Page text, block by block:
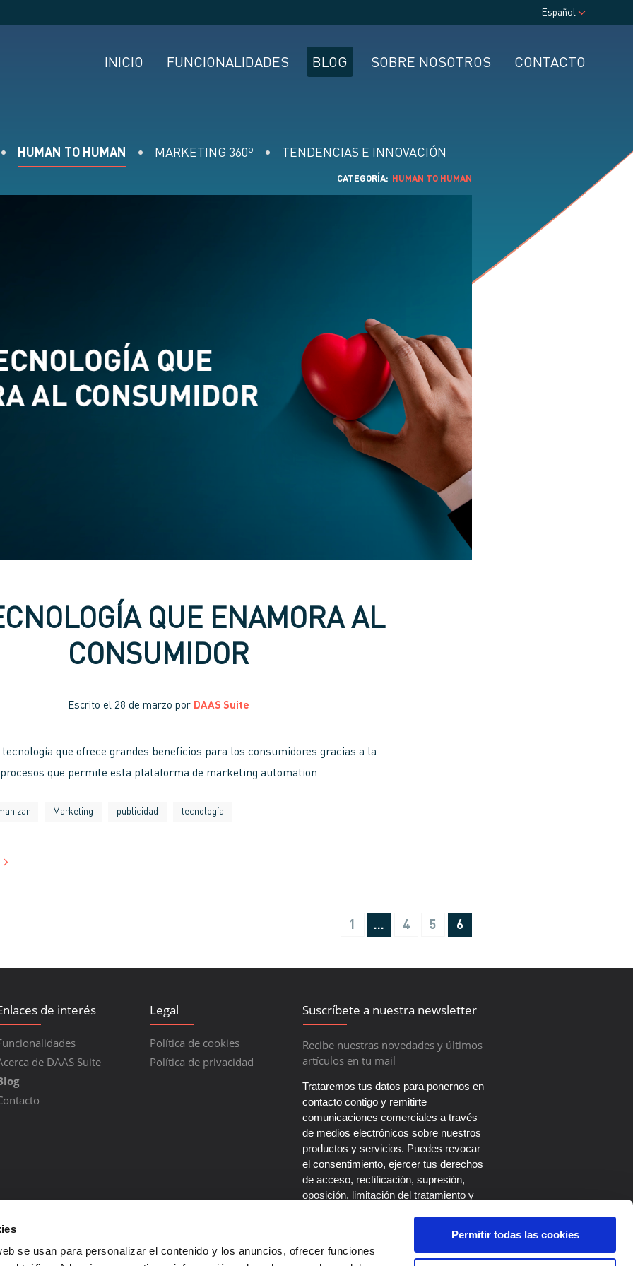
se usan para personalizar el contenido y los anuncios, ofrecer funciones
Permitir todas las cookies
Español
INICIO FUNCIONALIDADES BLOG SOBRE NOSOTROS CONTACTO
HUMAN TO HUMAN MARKETING 360º TENDENCIAS E INNOVACIÓN
CATEGORÍA HUMAN TO HUMAN
QUE ENAMORA AL
CONSUMIDOR
Escrito el 28 de marzo por DAAS Suite
tecnología que ofrece grandes beneficios para los consumidores gracias a la
que permite esta plataforma de marketing automation
Marketing publicidad tecnología
1 … 4 5 6
de interés
de DAAS Suite
Legal
Política de cookies
Política de privacidad
Suscríbete a nuestra newsletter
Recibe nuestras novedades y últimos
artículos en tu mail
Trataremos tus datos para ponernos en
contacto contigo y remitirte
comunicaciones comerciales a través
de medios electrónicos sobre nuestros
productos y servicios. Puedes revocar
el consentimiento, ejercer tus derechos
de acceso, rectificación, supresión,
oposición, limitación del tratamiento y
correo dpo@roi-up.es. Más información
en la Política de Privacidad.